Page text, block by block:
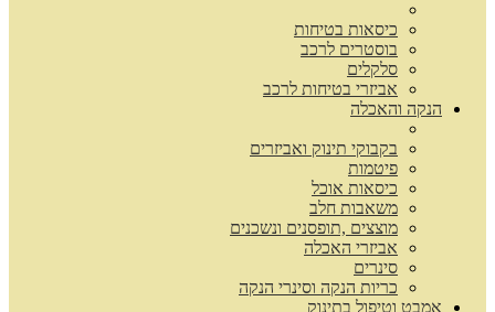
כיסאות בטיחות
בוסטרים לרכב
סלקלים
אביזרי בטיחות לרכב
הנקה והאכלה
בקבוקי תינוק ואביזרים
פיטמות
כיסאות אוכל
משאבות חלב
מוצצים ,תופסנים ונשכנים
אביזרי האכלה
סינרים
כריות הנקה וסינרי הנקה
אמבט וטיפול בתינוק